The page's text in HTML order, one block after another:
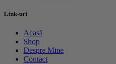
Link-uri
Acasă
Shop
Despre Mine
Contact